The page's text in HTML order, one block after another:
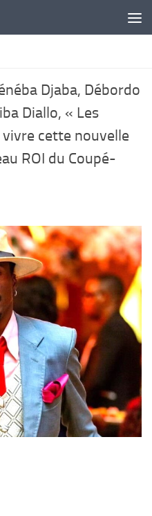
Djaba, Débordo
Diallo, « Les
cette nouvelle
ROI du Coupé-